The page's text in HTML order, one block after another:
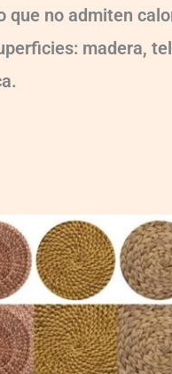
que no admiten
madera,